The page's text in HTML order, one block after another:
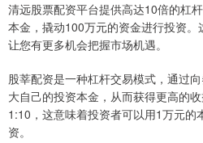
清远股票配资平台提供高达10倍的杠
本金，撬动100万元的资金进行投资。
让您有更多机会把握市场机遇。
股莘配资是一种杠杆交易模式，通过
大自己的投资本金，从而获得更高的
1:10，这意味着投资者可以用1万元的
资。